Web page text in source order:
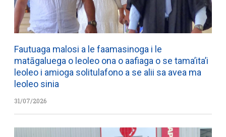
Fautuaga malosi a le faamasinoga i le
matāgaluega o leoleo ona o aafiaga o se tama’ita’i
leoleo i amioga solitulafono a se alii sa avea ma
leoleo sinia
31/07/2026